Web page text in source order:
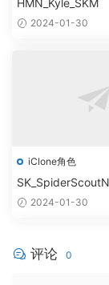
HMN_Kyle_SKM
2024-01-30
iClone角色
2024-01-30
评论 0